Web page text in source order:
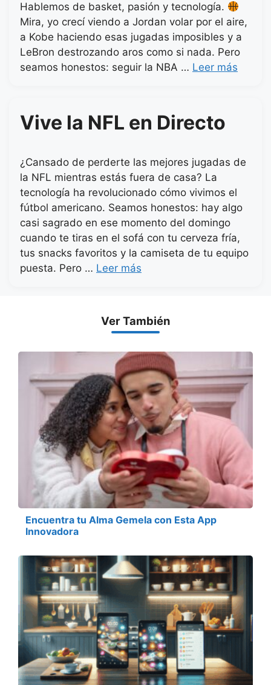
Hablemos de basket, pasión y tecnología.
Mira, yo crecí viendo a Jordan volar por el aire,
a Kobe haciendo esas jugadas imposibles y a
LeBron destrozando aros como si nada. Pero
seamos honestos: seguir la NBA … Leer más
Vive la NFL en Directo
¿Cansado de perderte las mejores jugadas de
la NFL mientras estás fuera de casa? La
tecnología ha revolucionado cómo vivimos el
fútbol americano. Seamos honestos: hay algo
casi sagrado en ese momento del domingo
cuando te tiras en el sofá con tu cerveza fría,
tus snacks favoritos y la camiseta de tu equipo
puesta. Pero … Leer más
Ver También
Encuentra tu Alma Gemela con Esta App
Innovadora